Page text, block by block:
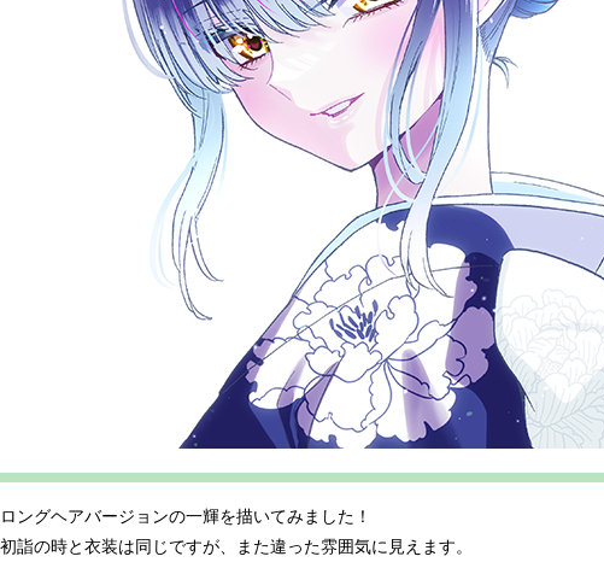
ングヘアバージョンの一輝を描いてみました！
詣の時と衣装は同じですが、また違った雰囲気に見えます。